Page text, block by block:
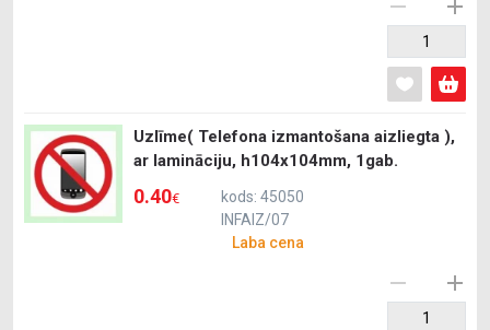
Uzlīme( Telefona izmantošana aizliegta ),
ar lamināciju, h104x104mm, 1gab.
0.40€
kods: 45050
INFAIZ/07
Laba cena